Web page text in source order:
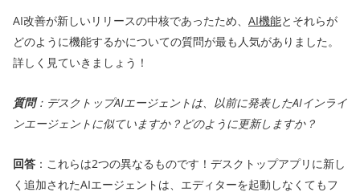
AI改善が新しいリリースの中核であったため、 AI機能とそれらが
どのように機能するかについての質問が最も人気がありました。
詳しく見ていきましょう！
質問：デスクトップAIエージェントは、以前に発表したAIインライ
ンエージェントに似ていますか？どのように更新しますか？
回答 ：これらは2つの異なるものです！デスクトップアプリに新し
く追加されたAIエージェントは、エディターを起動しなくてもフ